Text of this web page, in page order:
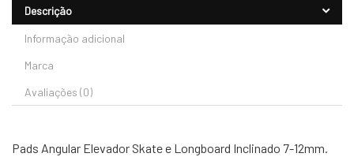
Descrição
Informação adicional
Marca
Avaliações (0)
Pads Angular Elevador Skate e Longboard Inclinado 7-12mm.